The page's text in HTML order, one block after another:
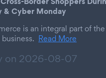
& Cyber Monday
is an integral part of the
Read More
on 2026-08-07